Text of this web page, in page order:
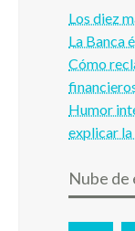
Los diez
La Banca
Cómo
Humor
explicar la
Nube